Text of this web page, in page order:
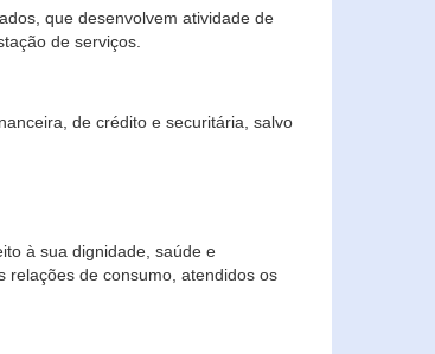
que desenvolvem atividade de
de serviços.
de crédito e securitária, salvo
à sua dignidade, saúde e
relações de consumo, atendidos os